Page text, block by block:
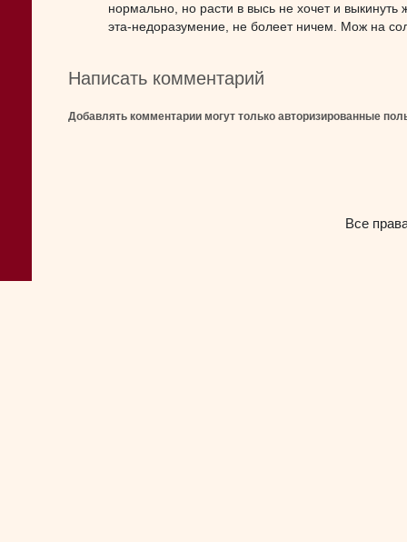
нормально, но расти в высь не хочет и
эта-недоразумение, не болеет ничем. Мож на
Написать комментарий
Добавлять комментарии могут только авторизированные
Все